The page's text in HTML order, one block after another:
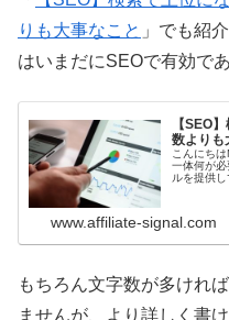
りも大事なこと 」でも紹
はいまだにSEOで有効で
【SEO
数よりも
こんにち
一体何が
ルを提供
www.affiliate-signal.com
もちろん文字数が多けれ
ませんが、より詳しく書